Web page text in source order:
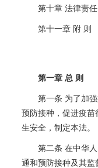
第十章 法律责任
第十一章 附 则
第一章 总 则
第一条 为了加
预防接种，促进疫苗
生安全，制定本法。
第二条 在中华
通和预防接种及其